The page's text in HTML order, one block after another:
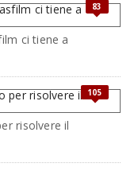
83
ci tiene a
105
risolvere il